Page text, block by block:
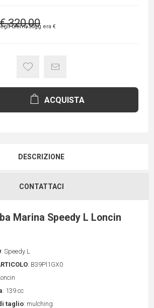
ultimi 30gg era €
€ 320,00
ACQUISTA
DESCRIZIONE
CONTATTACI
Marina Speedy L Loncin
: Speedy L
: B39Pl1GX0
: 139 cc
taglio: mulching